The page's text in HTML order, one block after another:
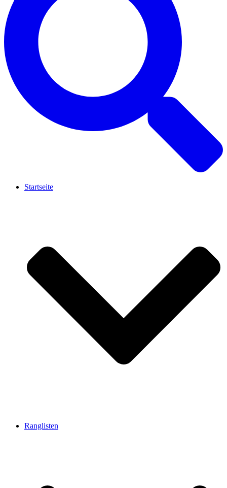
Startseite
Ranglisten